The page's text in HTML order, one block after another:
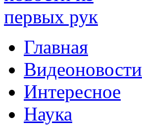
Главная
Видеоновости
Интересное
Наука